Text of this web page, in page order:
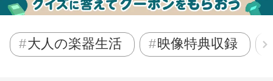
大人の楽器生活 映像特典収録